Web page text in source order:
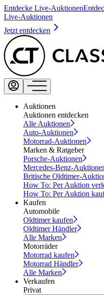
Entdecke Live-Auktionen
Live-Auktionen
Jetzt entdecken
Auktionen
Auktionen entdecken
Alle Auktionen
Auto-Auktionen
Motorrad-Auktionen
Marken & Ratgeber
Porsche-Auktionen
Mercedes-Benz-
Britische Oldtimer-
How To: Per Auktion
How To: Per Auktion
Kaufen
Automobile
Oldtimer kaufen
Oldtimer Händler
Alle Marken
Motorräder
Motorrad kaufen
Motorrad Händler
Alle Marken
Verkaufen
Privat